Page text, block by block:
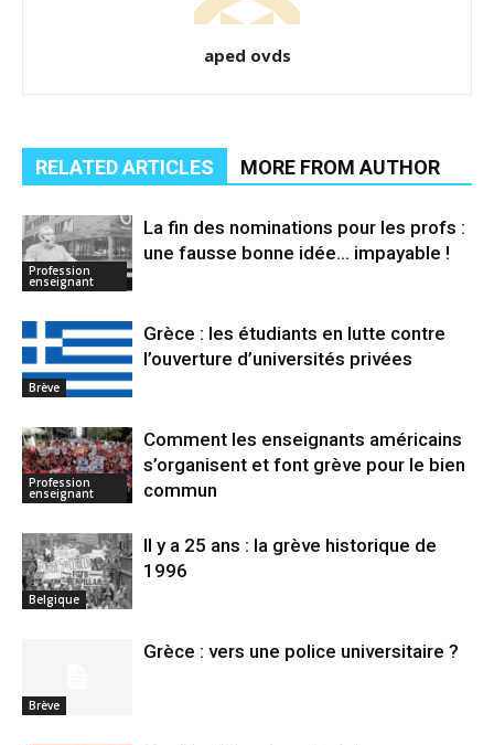
aped ovds
RELATED ARTICLES MORE FROM AUTHOR
Profession
enseignant
La fin des nominations pour les profs :
une fausse bonne idée… impayable !
Brève
Grèce : les étudiants en lutte contre
l’ouverture d’universités privées
Profession
enseignant
Comment les enseignants américains
s’organisent et font grève pour le bien
commun
Belgique
Il y a 25 ans : la grève historique de
1996
Brève
Grèce : vers une police universitaire ?